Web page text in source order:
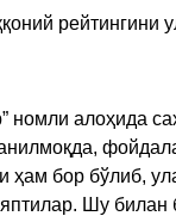
алоҳида
бор бўлиб,
Шу билан